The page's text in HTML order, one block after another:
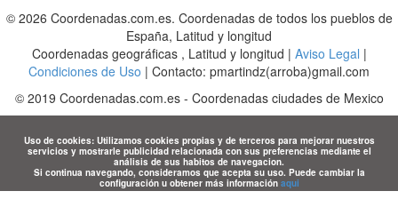
© 2026 Coordenadas.com.es. Coordenadas de todos los pueblos de
España, Latitud y longitud
Coordenadas geográficas , Latitud y longitud | Aviso Legal |
Condiciones de Uso | Contacto: pmartindz(arroba)gmail.com
© 2019 Coordenadas.com.es- Coordenadas ciudades de Mexico
Uso de cookies: Utilizamos cookies propias y de terceros para mejorar nuestros
servicios y mostrarle publicidad relacionada con sus preferencias mediante el
análisis de sus habitos de navegacion.
Si continua navegando, consideramos que acepta su uso. Puede cambiar la
configuración u obtener más información aqui